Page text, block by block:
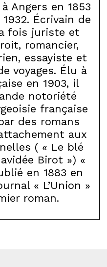
Angers en 1853
Écrivain de
fois juriste et
romancier,
essayiste et
voyages. Élu à
en 1903, il
notoriété
française
des romans
aux
( « Le blé
Birot ») «
en 1883 en
« L’Union »
roman.